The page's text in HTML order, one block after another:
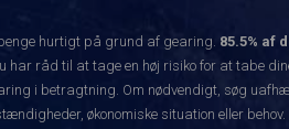
hurtigt på grund af gearing. 85.5% af
har råd til at tage en høj risiko for at tabe
i betragtning. Om nødvendigt, søg
økonomiske situation eller behov.